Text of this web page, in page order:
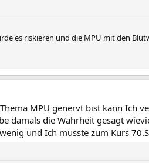
es riskieren und die MPU mit den
MPU genervt bist kann Ich
damals die Wahrheit gesagt
und Ich musste zum Kurs